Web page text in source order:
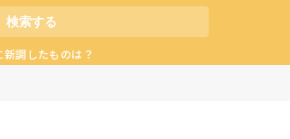
新調したものは？